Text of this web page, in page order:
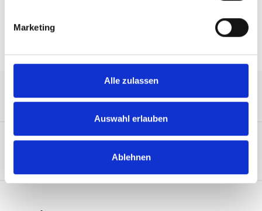
Marketing
Alle zulassen
Auswahl erlauben
Ablehnen
Service-Hotline